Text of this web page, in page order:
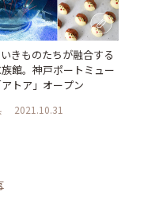
きものたちが融合する
館。神戸ポートミュー
トア」オープン
2021.10.31